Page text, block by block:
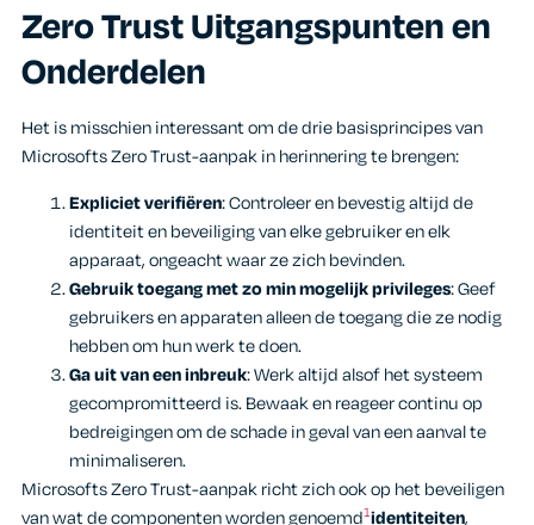
Zero Trust Uitgangspunten en
Onderdelen
Het is misschien interessant om de drie basisprincipes van
Microsofts Zero Trust-aanpak in herinnering te brengen:
Expliciet verifiëren: Controleer en bevestig altijd de
identiteit en beveiliging van elke gebruiker en elk
apparaat, ongeacht waar ze zich bevinden.
Gebruik toegang met zo min mogelijk privileges: Geef
gebruikers en apparaten alleen de toegang die ze nodig
hebben om hun werk te doen.
Ga uit van een inbreuk: Werk altijd alsof het systeem
gecompromitteerd is. Bewaak en reageer continu op
bedreigingen om de schade in geval van een aanval te
minimaliseren.
Microsofts Zero Trust-aanpak richt zich ook op het beveiligen
van wat de componenten worden genoemd1identiteiten,